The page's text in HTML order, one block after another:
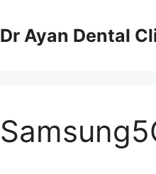
Dr Ayan Dental